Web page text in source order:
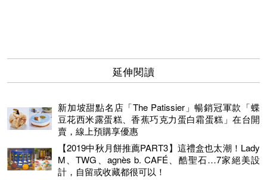
延伸閱讀
新加坡甜點名店「The Patissier」暢銷冠軍款「蝶
豆花西米露蛋糕、香蕉巧克力蛋白霜蛋糕」在台開
賣，線上預購享優惠
【2019中秋月餅推薦PART3】這禮盒也太潮！Lady
M、TWG、agnès b. CAFÉ、酷聖石…7家絕美設
計，自留或收藏都很可以！